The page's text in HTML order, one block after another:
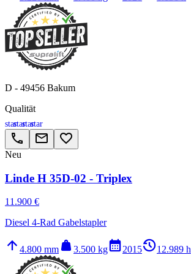
D - 49456 Bakum
Qualität
starstarstarstar
call email favorite_border
Neu
Linde H 35D-02 - Triplex
11.900 €
Diesel 4-Rad Gabelstapler
arrow_upward 4.800 mm weight 3.500 kgcalendar_month2015history_212.989 h